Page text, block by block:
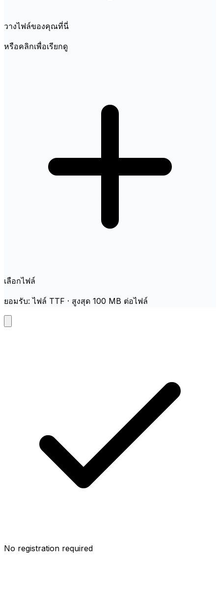
วางไฟล์ของคุณที่นี่
หรือคลิกเพื่อเรียกดู
เลือกไฟล์
ยอมรับ: ไฟล์ TTF · สูงสุด 100 MB ต่อไฟล์
No registration required